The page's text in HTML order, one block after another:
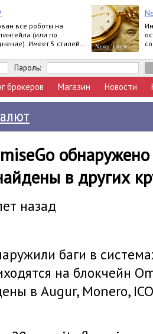
все роботы на
(или по
Имеет 5 стилей
Пароль:
брокеров Магазин Новости
в других
назад
баги в
на блокчейн
в Augur, Monero,